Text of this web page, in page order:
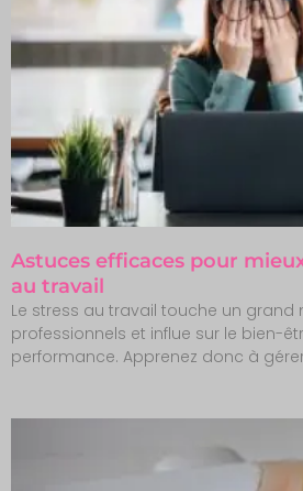
Astuces efficaces pour
au travail
Le stress au travail touche un grand
professionnels et influe sur le bien-
performance. Apprenez donc à